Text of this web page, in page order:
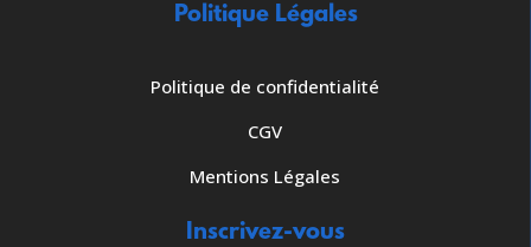
Politique Légales
Politique de confidentialité
CGV
Mentions Légales
Inscrivez-vous